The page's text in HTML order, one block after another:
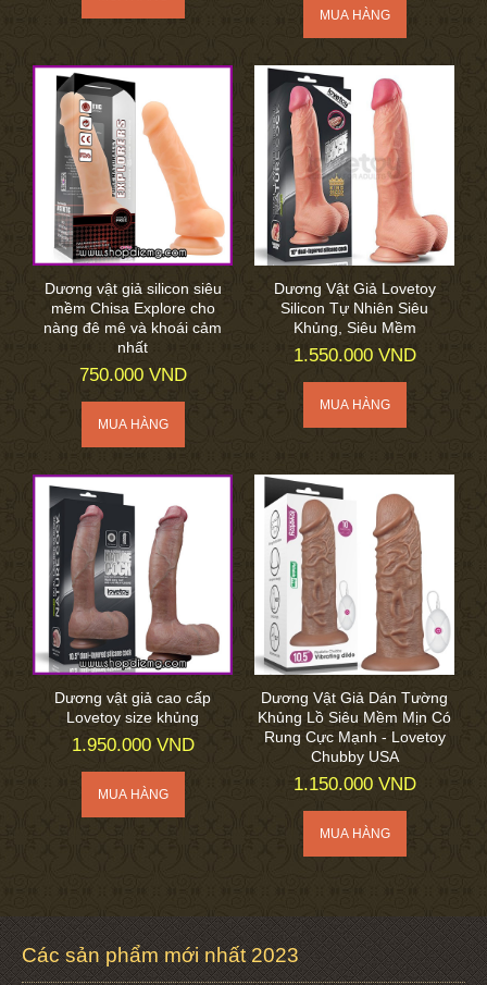
Dương vật giả silicon siêu
mềm Chisa Explore cho
nàng đê mê và khoái cảm
nhất
750.000 VND
Dương Vật Giả Lovetoy
Silicon Tự Nhiên Siêu
Khủng, Siêu Mềm
1.550.000 VND
Dương vật giả cao cấp
Lovetoy size khủng
1.950.000 VND
Dương Vật Giả Dán Tường
Khủng Lồ Siêu Mềm Mịn Có
Rung Cực Mạnh - Lovetoy
Chubby USA
1.150.000 VND
Các sản phẩm mới nhất 2023